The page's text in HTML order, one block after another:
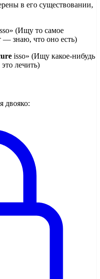
в его существовании,
(Ищу то самое
— знаю, что оно есть)
isso» (Ищу какое-нибудь
лечить)
двояко: